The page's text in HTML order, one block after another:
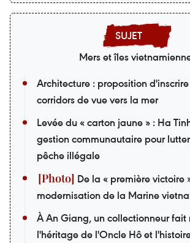
Mers et îles
Architecture : proposition
corridors de vue vers la mer
Levée du « carton jaune » : Ha
gestion communautaire pour
pêche illégale
De la « première victoire
modernisation de la Marine
À An Giang, un collectionneur fait
l'héritage de l'Oncle Hô et